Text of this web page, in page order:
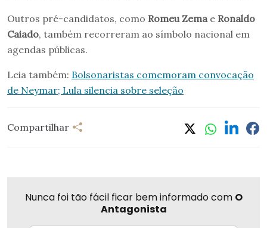
Outros pré-candidatos, como Romeu Zema e Ronaldo
Caiado, também recorreram ao símbolo nacional em
agendas públicas.
Leia também: Bolsonaristas comemoram convocação
de Neymar; Lula silencia sobre seleção
Compartilhar
Nunca foi tão fácil ficar bem informado com O
Antagonista